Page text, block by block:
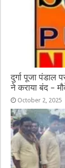
दुर्गा पूजा पंडाल
ने कराया बंद –
October 2, 2025